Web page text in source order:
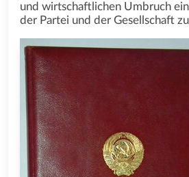
und wirtschaftlichen Umbruch
der Partei und der Gesellschaft